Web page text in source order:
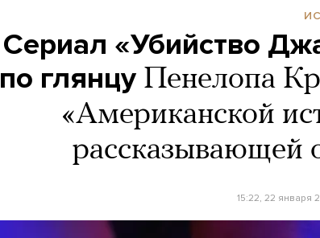
Сериал «Убийство
по глянцу Пенелопа
«Американской
рассказывающей
15:22, 22 января